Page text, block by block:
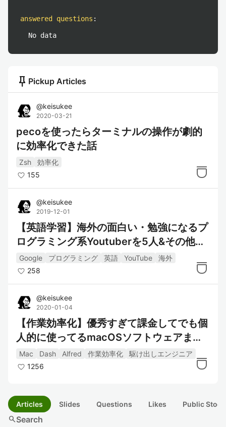
answered questions :
No data
push_pin Pickup Articles
@keisukee
2020-03-21
pecoを使ったらターミナルの操作が劇的
に効率化できた話
Zsh
効率化
155
@keisukee
2019-12-01
【英語学習】海外の面白い・勉強になるプ
ログラミング系Youtuberを5人&その他英
語圏のおすすめ動画を一気紹介！
Google プログラミング 英語 YouTube
海外
258
@keisukee
2020-01-04
【作業効率化】優秀すぎて課金してでも個
人的に使ってるmacOSソフトウェアまと
め【5選】
Mac Dash Alfred 作業効率化
駆け出しエンジニア
1256
Articles Slides Questions Likes Public
searchSearch